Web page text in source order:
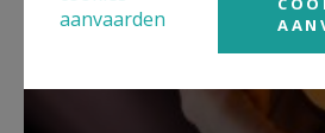
aanvaarden